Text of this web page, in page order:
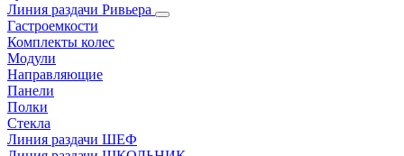
Линия раздачи Ривьера
Гастроемкости
Комплекты колес
Модули
Направляющие
Панели
Полки
Стекла
Линия раздачи ШЕФ